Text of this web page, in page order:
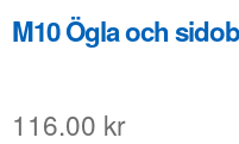
APPLIKATIONER
VANLIGA FRÅGOR
M10 Ögla och
116.00 kr